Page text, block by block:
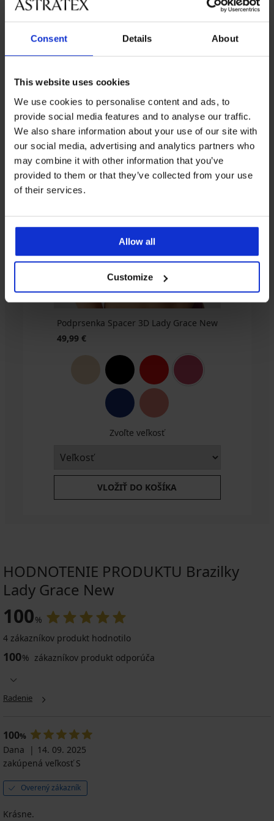
Consent Details About
This website uses cookies
We use cookies to personalise content and ads, to
provide social media features and to analyse our traffic.
We also share information about your use of our site with
our social media, advertising and analytics partners who
may combine it with other information that you’ve
provided to them or that they’ve collected from your use
of their services.
Allow all
Customize
Brazilky
Evolution
19,99
akcia
Brazilky
Bloomelle
čipkované
17,49
€
24,99
€
Brazilky
Flower
16,79
€
23,99
€
Brazilky
Caressence
17,49
€
24,99
€
Brazilky
Lara
28,99
€
akcia
Brazilky
Cabello
11,49
€
22,99
€
Brazilky
Rosie
24,99
€
akcia
3+1
ZADARMO
Brazilky
Laila
čipkované
22,99
€
akcia
3+1
ZADARMO
PREMIUM
Brazilky
Calvin
Klein
25,99
€
akcia
ZADARMO
Brazilky
Celeste
čipkované
20,99
€
akcia
3+1
ZADARMO
Z rovnakej kolekcie
Podprsenka Spacer 3D Lady Grace New
49,99 €
Zvoľte veľkosť
VLOŽIŤ DO KOŠÍKA
HODNOTENIE PRODUKTU Brazilky
Lady Grace New
100%
4 zákazníkov produkt hodnotilo
100% zákazníkov produkt odporúča
Radenie
100%
Dana
14. 09. 2025
zakúpená veľkosť S
Overený zákazník
Krásne.